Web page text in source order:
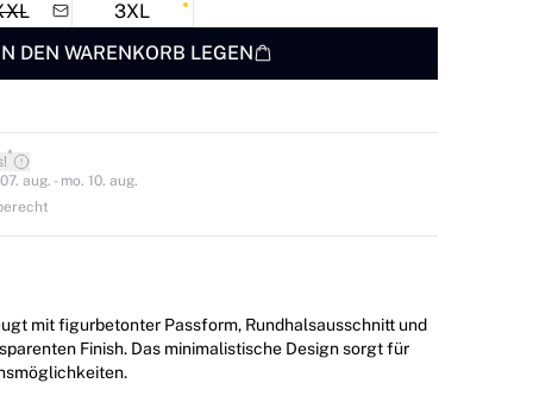
3XL
DEN WARENKORB LEGEN
*
aug. - mo. 10. aug.
mit figurbetonter Passform, Rundhalsausschnitt und
Finish. Das minimalistische Design sorgt für